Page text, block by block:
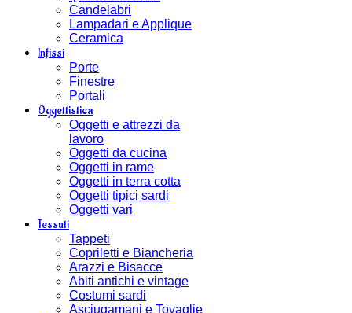
Candelabri
Lampadari e Applique
Ceramica
Infissi
Porte
Finestre
Portali
Oggettistica
Oggetti e attrezzi da
lavoro
Oggetti da cucina
Oggetti in rame
Oggetti in terra cotta
Oggetti tipici sardi
Oggetti vari
Tessuti
Tappeti
Copriletti e Biancheria
Arazzi e Bisacce
Abiti antichi e vintage
Costumi sardi
Asciugamani e Tovaglie